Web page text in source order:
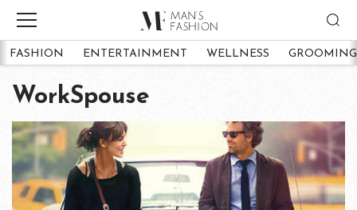
FASHION ENTERTAINMENT WELLNESS GROOMING
WorkSpouse